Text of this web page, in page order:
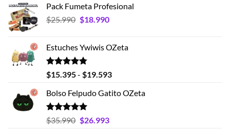
era:
$19.990.
es:
$15.990.
Pack Fumeta Profesional
$25.990 El
era:
$25.990.
$18.990El
es:
Estuches Ywiwis OZeta
Valorado
con
de 5
$15.395- $19.593Rango
precios:
Bolso Felpudo Gatito OZeta
Valorado
con
$35.990 El
$26.993El